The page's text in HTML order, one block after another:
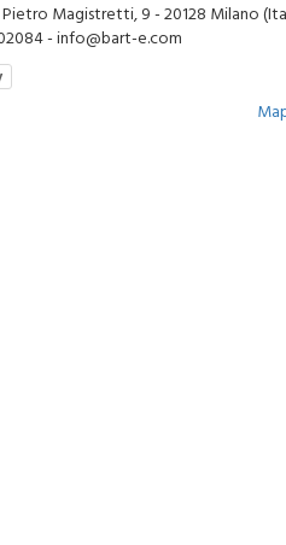
Magistretti, 9 - 20128 Milano
- info@bart-e.com